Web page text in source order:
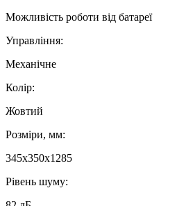
Можливість роботи від батареї
Управління:
Механічне
Колір:
Жовтий
Розміри, мм:
345x350x1285
Рівень шуму: